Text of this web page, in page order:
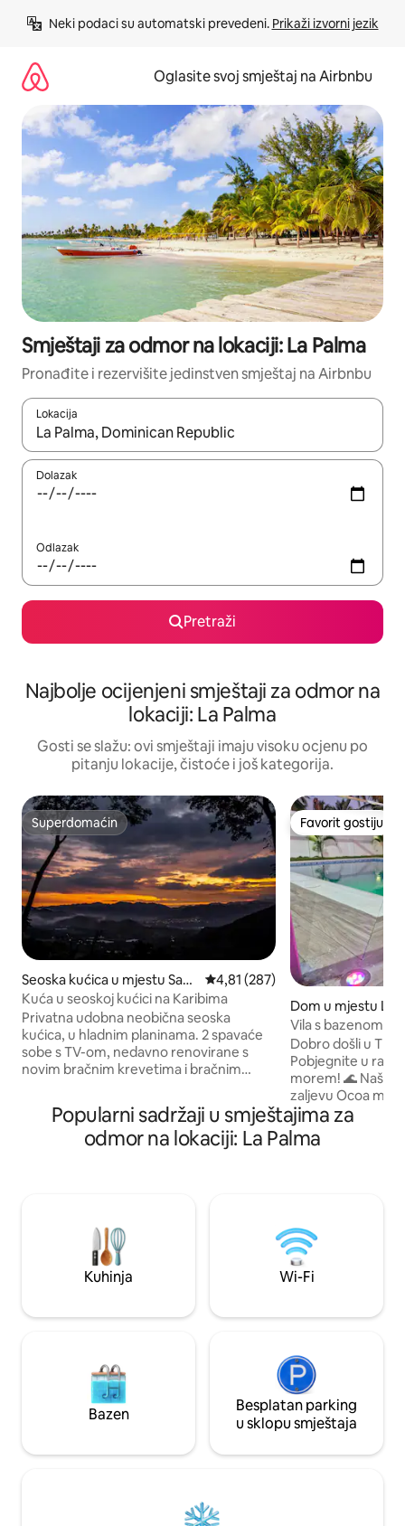
Neki podaci su automatski prevedeni. Prikaži izvorni jezik
Oglasite svoj smještaj na Airbnbu
Smještaji za odmor na lokaciji: La Palma
Pronađite i rezervišite jedinstven smještaj na Airbnbu
Lokacija
Kad rezultati budu dostupni, krećite se gore i dolje pomoću
Dolazak
Odlazak
Pretraži
Najbolje ocijenjeni smještaji za odmor na
lokaciji: La Palma
Gosti se slažu: ovi smještaji imaju visoku ocjenu po
pitanju lokacije, čistoće i još kategorija.
Superdomaćin
Superdomaćin
Seoska kućica u mjestu San
Jose de Ocoa
Prosječna ocjena: 4,81 od 5,
4,81 (287)
Kuća u seoskoj kućici na Karibima
Privatna udobna neobična seoska
kućica, u hladnim planinama. 2 spavaće
sobe s TV-om, nedavno renovirane s
novim bračnim krevetima i bračnim
kupatilom. Neograničena potrošnja
tople vode. Puna struja 0-24. ,
kompletna kuhinja i plafoni od 12 stopa,
vanjsko dvorište i terasa prekrivena
godišnjice. Također, planine Tatona su
odlične za planinarenje, 4 osobe,
sigurnosne kamere, parking u garaži. Wi-
Fi u cijelom smještaju.
Favorit gostiju
Favorit gostiju
Dom u mjestu
Vila s bazenom
Dobro došli u The
Pobjegnite u raj
morem! 🌊 ​Naša
zaljevu Ocoa
vrhunsko
privatni bazen,
košarkaškom
rezervnim
kuharom po želji,
porodice, grupe ili
Rezervišite svoj
Popularni sadržaji u smještajima za
odmor na lokaciji: La Palma
Kuhinja Wi-Fi
Bazen
Besplatan parking
u sklopu smještaja